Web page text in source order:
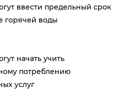
ввести предельный срок
горячей воды
начать учить
потреблению
услуг